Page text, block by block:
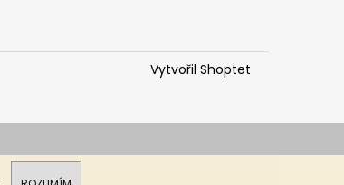
Vytvořil Shoptet